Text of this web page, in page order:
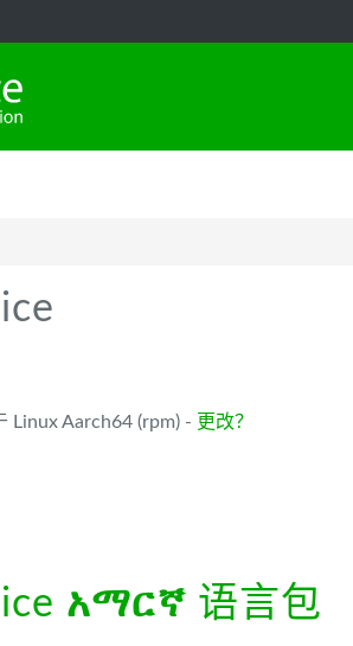
Linux Aarch64 (rpm) - 更改？
አማርኛ 语言包